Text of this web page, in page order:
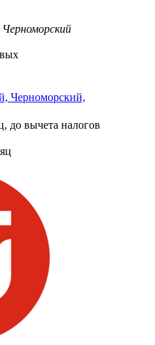
Черноморский
Черноморский,
до вычета налогов